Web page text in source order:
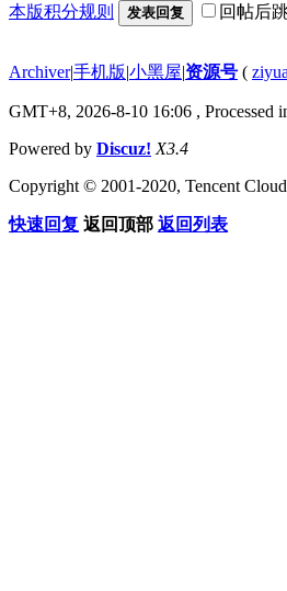
本版积分规则 发表回复 回帖后
Archiver|手机版|小黑屋|资源号 (
GMT+8, 2026-8-10 16:06 , Processed
Powered by Discuz! X3.4
Copyright © 2001-2020, Tencent
快速回复 返回顶部 返回列表